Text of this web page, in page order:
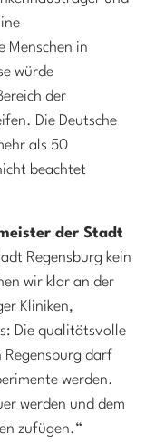
Menschen in
würde
der
Die Deutsche
als 50
beachtet
der Stadt
Regensburg kein
wir klar an der
Kliniken,
Die qualitätsvolle
Regensburg darf
werden.
werden und dem
zufügen.“